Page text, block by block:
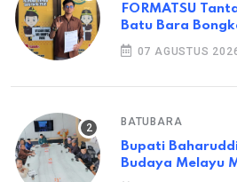
FORMATSU
Batu Bara
07 AGUSTUS
BATUBARA
Bupati
Budaya Melayu